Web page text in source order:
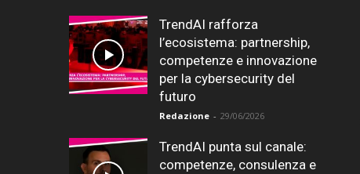
TrendAI rafforza
l’ecosistema: partnership,
competenze e innovazione
per la cybersecurity del
futuro
Redazione - 29/06/2026
TrendAI punta sul canale:
competenze, consulenza e